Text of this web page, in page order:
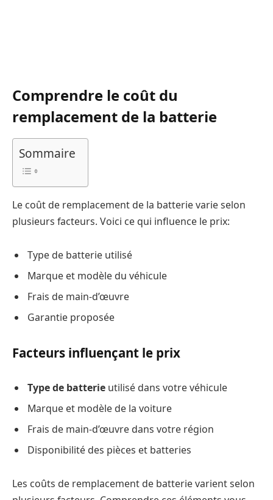
Comprendre le coût du
remplacement de la batterie
Sommaire
Le coût de remplacement de la batterie varie selon
plusieurs facteurs. Voici ce qui influence le prix:
Type de batterie utilisé
Marque et modèle du véhicule
Frais de main-d’œuvre
Garantie proposée
Facteurs influençant le prix
Type de batterie utilisé dans votre véhicule
Marque et modèle de la voiture
Frais de main-d’œuvre dans votre région
Disponibilité des pièces et batteries
Les coûts de remplacement de batterie varient selon